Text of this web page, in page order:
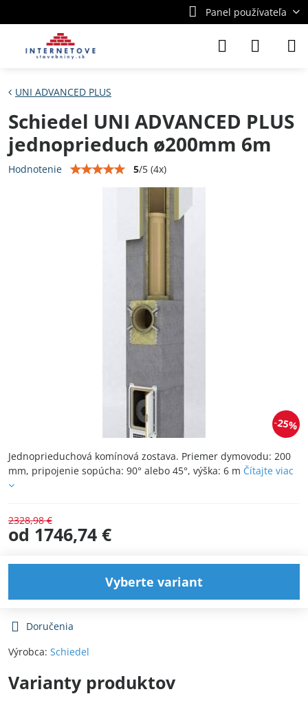
Panel používateľa
25%
UNI ADVANCED PLUS
Schiedel UNI ADVANCED PLUS
jednoprieduch ø200mm 6m
Hodnotenie 5/5 (4x)
Jednoprieduchová komínová zostava. Priemer dymovodu: 200
mm, pripojenie sopúcha: 90° alebo 45°, výška: 6 m Čítajte viac
2328,98 €
od 1746,74 €
Vyberte variant
Doručenia
Výrobca: Schiedel
Varianty produktov